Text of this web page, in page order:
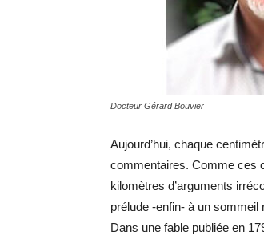
Docteur Gérard Bouvier
Aujourd’hui, chaque
commentaires. Comme ces
kilomètres d’arguments
prélude -enfin- à un sommeil
Dans une fable publiée en